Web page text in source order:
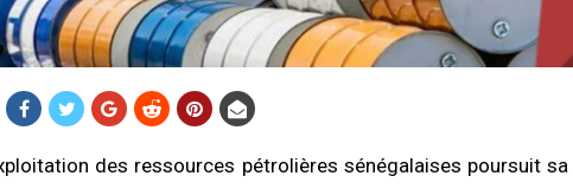
des ressources pétrolières sénégalaises poursuit